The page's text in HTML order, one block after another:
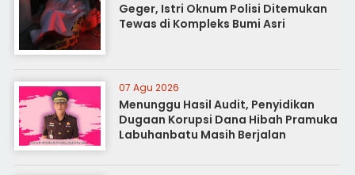
Geger, Istri Oknum Polisi Ditemukan
Tewas di Kompleks Bumi Asri
07 Agu 2026
Menunggu Hasil Audit, Penyidikan
Dugaan Korupsi Dana Hibah Pramuka
Labuhanbatu Masih Berjalan